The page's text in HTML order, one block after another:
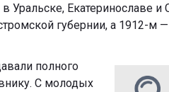
Уральске, Екатеринославе и
губернии, а 1912-м
полного
С молодых